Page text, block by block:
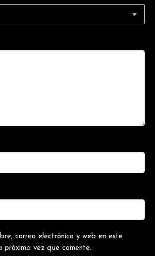
correo electrónico y web en este
vez que comente.